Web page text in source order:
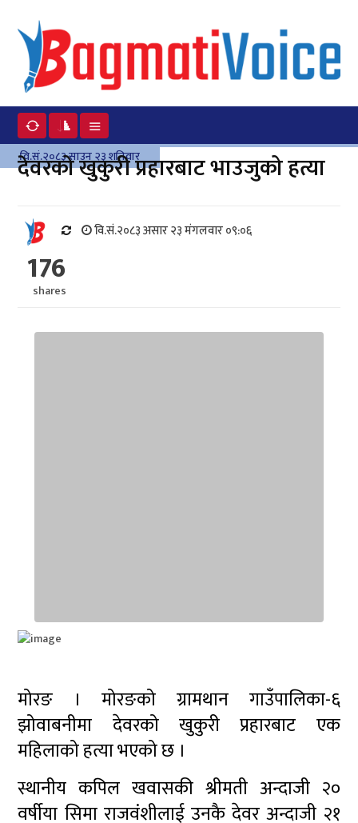
वि.सं.२०८३ साउन २३ शनिवार
देवरको खुकुरी प्रहारबाट भाउजुको हत्या
वि.सं.२०८३ असार २३ मंगलवार ०९:०६
176
shares
मोरङ । मोरङको ग्रामथान गाउँपालिका-६
झोवाबनीमा देवरको खुकुरी प्रहारबाट एक
महिलाको हत्या भएको छ ।
स्थानीय कपिल खवासकी श्रीमती अन्दाजी २०
वर्षीया सिमा राजवंशीलाई उनकै देवर अन्दाजी २१